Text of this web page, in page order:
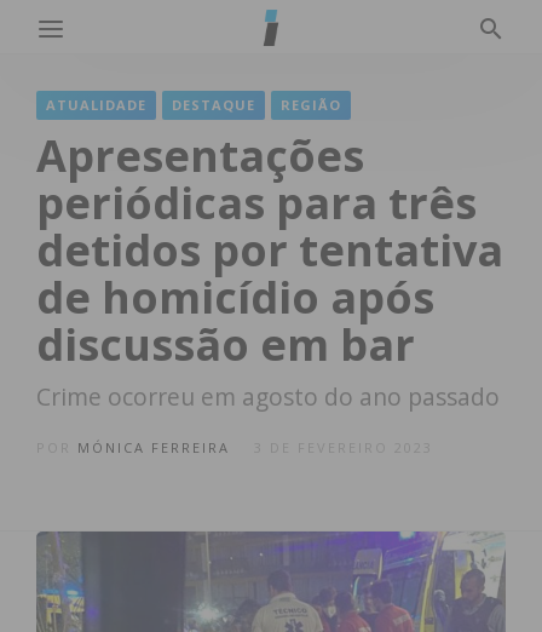
ATUALIDADE DESTAQUE REGIÃO
Apresentações
periódicas para três
detidos por tentativa
de homicídio após
discussão em bar
Crime ocorreu em agosto do ano passado
MÓNICA FERREIRA